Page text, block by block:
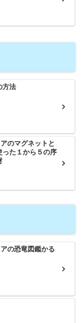
方法
のマグネットと
った１から５の序
の恐竜図鑑かる